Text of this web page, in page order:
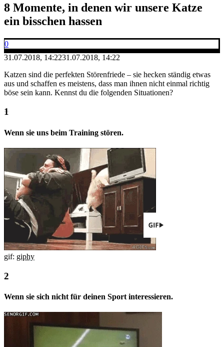
8 Momente, in denen wir unsere Katze
ein bisschen hassen
0
31.07.2018, 14:2231.07.2018, 14:22
Katzen sind die perfekten Störenfriede – sie hecken ständig etwas
aus und schaffen es meistens, dass man ihnen nicht einmal richtig
böse sein kann. Kennst du die folgenden Situationen?
Wenn sie uns beim Training stören.
gif: giphy
Wenn sie sich nicht für deinen Sport interessieren.